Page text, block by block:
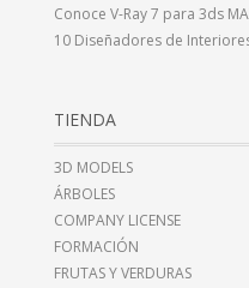
Conoce V-Ray 7 para 3ds
10 Diseñadores de
TIENDA
3D MODELS
ÁRBOLES
COMPANY LICENSE
FORMACIÓN
FRUTAS Y VERDURAS